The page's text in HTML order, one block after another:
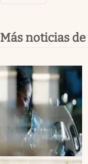
Más noticias de